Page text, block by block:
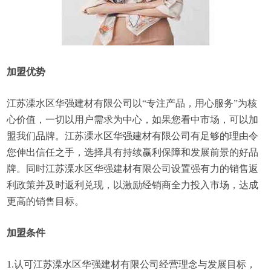
加盟优势
江苏溧水区华强建材有限公司以“专注产品，用心服务”为核
心价值，一切以用户需求为中心，如果您看中市场，可以加
盟我们品牌。江苏溧水区华强建材有限公司有足够的理由令
您伸出信任之手，选择具有持续赢利保障和发展前景的好品
牌。同时江苏溧水区华强建材有限公司设置强有力的销售返
利政策并及时返利兑现，以激励经销商全力投入市场，达成
更高的销售目标。
加盟条件
1.认可江苏溧水区华强建材有限公司经营理念与发展目标，